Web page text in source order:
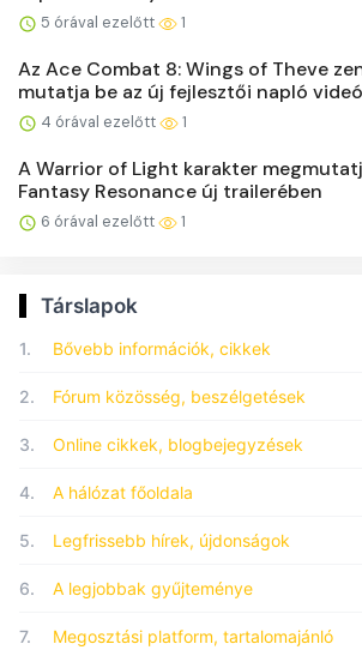
5 órával ezelőtt 1
Az Ace Combat 8: Wings of Theve
mutatja be az új fejlesztői napló videó
4 órával ezelőtt 1
A Warrior of Light karakter
Fantasy Resonance új trailerében
6 órával ezelőtt 1
Társlapok
1. Bővebb információk, cikkek
2. Fórum közösség, beszélgetések
3. Online cikkek, blogbejegyzések
4. A hálózat főoldala
5. Legfrissebb hírek, újdonságok
6. A legjobbak gyűjteménye
7. Megosztási platform, tartalomajánló